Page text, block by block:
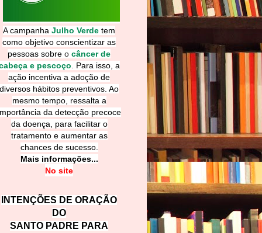
A campanha Julho Verde tem
como objetivo conscientizar as
pessoas sobre o câncer de
e pescoço
Para isso, a
ação incentiva a adoção de
diversos hábitos preventivos. Ao
mesmo tempo, ressalta a
da detecção precoce
da doença, para facilitar o
tratamento e aumentar as
chances de sucesso.
Mais informações...
No site
INTENÇÕES DE ORAÇÃO
DO
SANTO PADRE PARA